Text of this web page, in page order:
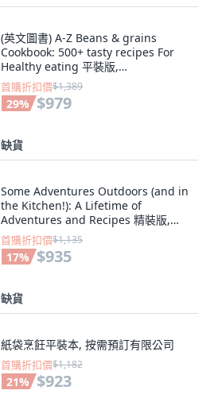
(英文圖書) A-Z Beans & grains
Cookbook: 500+ tasty recipes For
Healthy eating 平裝版,
Independently Published, 英文
首購折扣價$1,389
29% $979
缺貨
Some Adventures Outdoors (and in
the Kitchen!): A Lifetime of
Adventures and Recipes 精裝版,
Book Vine Press, 英文
首購折扣價$1,135
17% $935
缺貨
紙袋烹飪平裝本, 按需預訂有限公司
首購折扣價$1,182
21% $923